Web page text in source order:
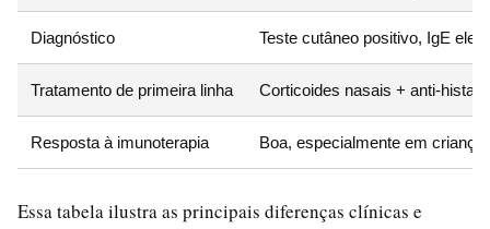
Diagnóstico Teste cutâneo positivo, IgE
Tratamento de primeira linha Corticoides nasais + anti-
Resposta à imunoterapia Boa, especialmente em
Essa tabela ilustra as principais diferenças clínicas e